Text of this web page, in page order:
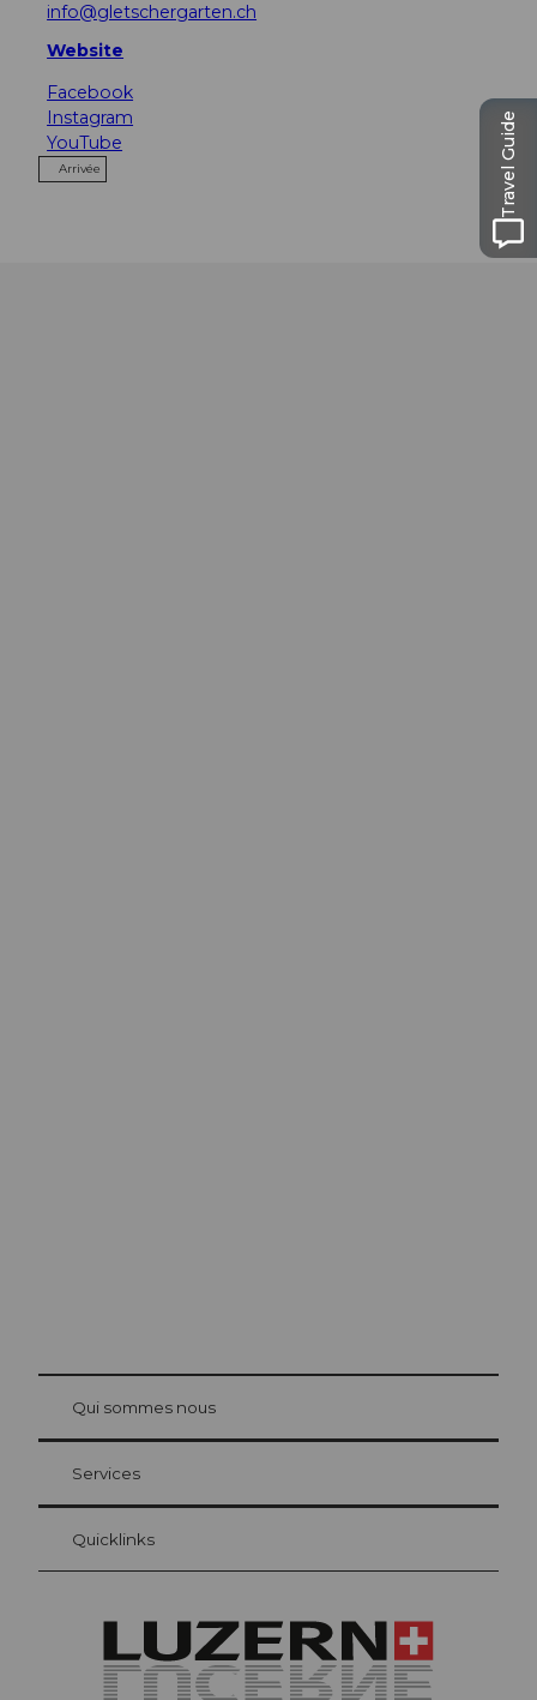
info@gletschergarten.ch
Website
Facebook
Instagram
YouTube
Arrivée
Carte d’hôte Lucerne
Vos avantages en tant qu'hôte pour la nuit
at Bre
Qui sommes nous
Services
Quicklinks
Travel Guide